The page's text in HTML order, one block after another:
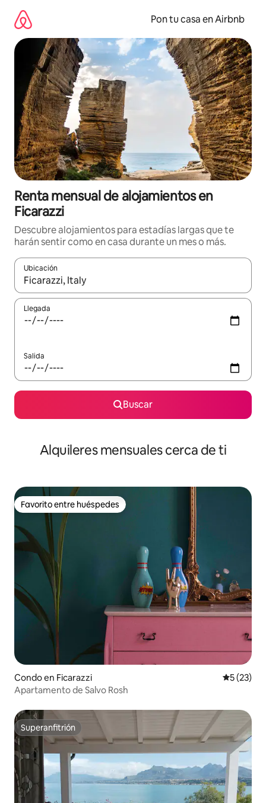
contenido
Pon tu casa en Airbnb
Renta mensual de alojamientos en
Ficarazzi
Descubre alojamientos para estadías largas que te
harán sentir como en casa durante un mes o más.
Ubicación
Cuando los resultados estén disponibles, navega con las
Llegada
Salida
Buscar
Alquileres mensuales cerca de ti
Favorito entre huéspedes
Favorito entre huéspedes
Condo en Ficarazzi
5 (23)
Apartamento de Salvo Rosh
Superanfitrión
Superanfitrión